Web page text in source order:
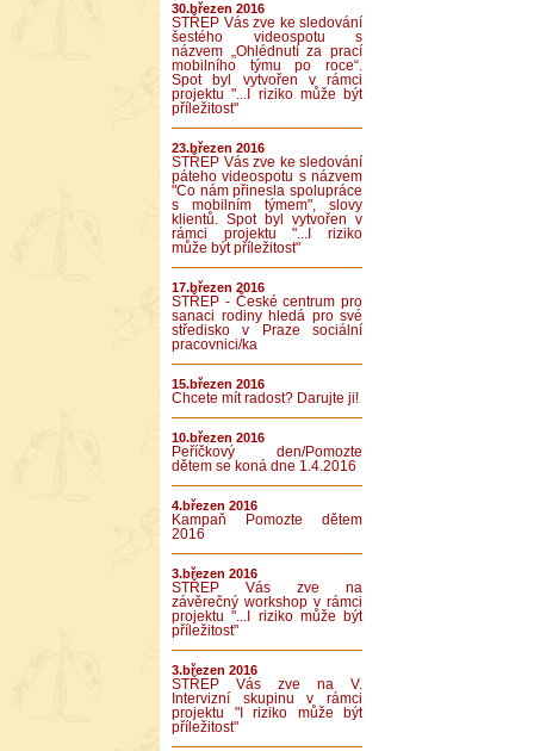
30.březen 2016
STŘEP Vás zve ke sledování
šestého videospotu s
názvem „Ohlédnutí za prací
mobilního týmu po roce“.
Spot byl vytvořen v rámci
projektu "...I riziko může být
příležitost"
23.březen 2016
STŘEP Vás zve ke sledování
páteho videospotu s názvem
"Co nám přinesla spolupráce
s mobilním týmem", slovy
klientů. Spot byl vytvořen v
rámci projektu "...I riziko
může být příležitost"
17.březen 2016
STŘEP - České centrum pro
sanaci rodiny hledá pro své
středisko v Praze sociální
pracovnici/ka
15.březen 2016
Chcete mít radost? Darujte ji!
10.březen 2016
Peříčkový den/Pomozte
dětem se koná dne 1.4.2016
4.březen 2016
Kampaň Pomozte dětem
2016
3.březen 2016
STŘEP Vás zve na
závěrečný workshop v rámci
projektu "...I riziko může být
příležitost"
3.březen 2016
STŘEP Vás zve na V.
Intervizní skupinu v rámci
projektu "I riziko může být
příležitost"